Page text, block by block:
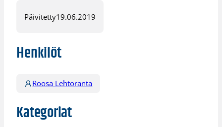
Päivitetty19.06.2019
Henkilöt
Roosa Lehtoranta
Kategoriat